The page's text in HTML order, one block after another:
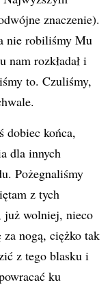
znaczenie).
nie robiliśmy Mu
nam rozkładał i
to. Czuliśmy,
dobiec końca,
dla innych
Pożegnaliśmy
z tych
już wolniej, nieco
nogą, ciężko tak
z tego blasku i
ku